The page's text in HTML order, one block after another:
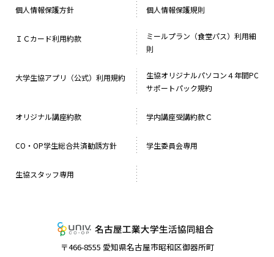
個人情報保護方針 個人情報保護規則
ＩＣカード利用約款
ミールプラン（食堂パス）利用細
則
大学生協アプリ（公式）利用規約
生協オリジナルパソコン４年間PC
サポートパック規約
オリジナル講座約款 学内講座受講約款Ｃ
CO・OP学生総合共済勧誘方針 学生委員会専用
生協スタッフ専用
〒466-8555 愛知県名古屋市昭和区御器所町